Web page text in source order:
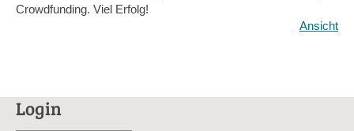
Crowdfunding. Viel Erfolg!
Ansicht
Login